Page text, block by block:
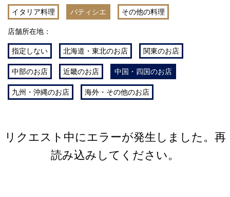
イタリア料理 パティシエ その他の料理
店舗所在地：
指定しない 北海道・東北のお店 関東のお店
中部のお店 近畿のお店 中国・四国のお店
九州・沖縄のお店 海外・その他のお店
リクエスト中にエラーが発生しました。再
読み込みしてください。